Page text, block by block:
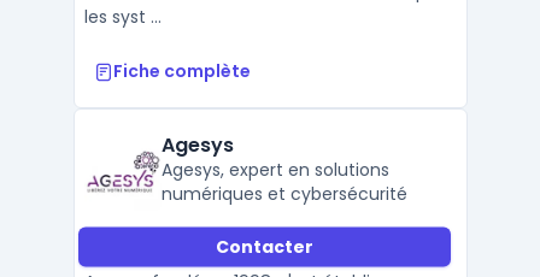
les syst ...
Fiche complète
Agesys
Agesys, expert en solutions
numériques et cybersécurité
Contacter